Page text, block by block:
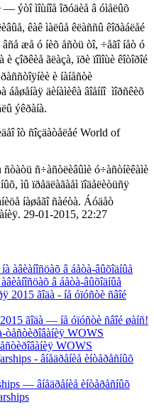
— ýòî ìîùíîå îðóäèå â óìåëûõ
êàê ìàëûå êëàññû êîðàáëåé 
æå ó íèõ åñòü òî, ÷åãî íåò ó
è çîðêèå ãëàçà, ïðè ïîìîùè êîòîðîé
è íàíåñòè
áåøåíàÿ äèíàìèêà âîåííî  ìîðñêèõ
ýêðàíà.
îò ñîçäàòåëåé World of
ñ÷àñòëèâûìè ó÷àñòíèêàìè
ìû ïðåäëàãàåì ïîäåëèòüñÿ
íàøåãî ñàéòà. Áóäåò
29-01-2015, 22:27
â áåòà-âûõîäíûå
ãîäà — íå óïóñòè ñâîé øàíñ!
WOWS
— âíåäðåíèå èíòåðåñíûõ